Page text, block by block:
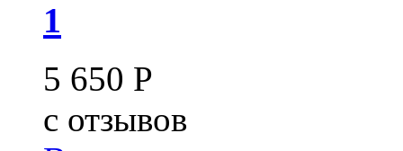
1
5 650 Р
c отзывов